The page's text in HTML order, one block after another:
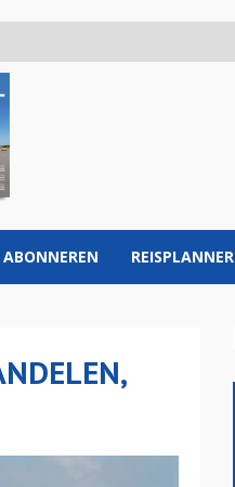
ABONNEREN REISPLANNER